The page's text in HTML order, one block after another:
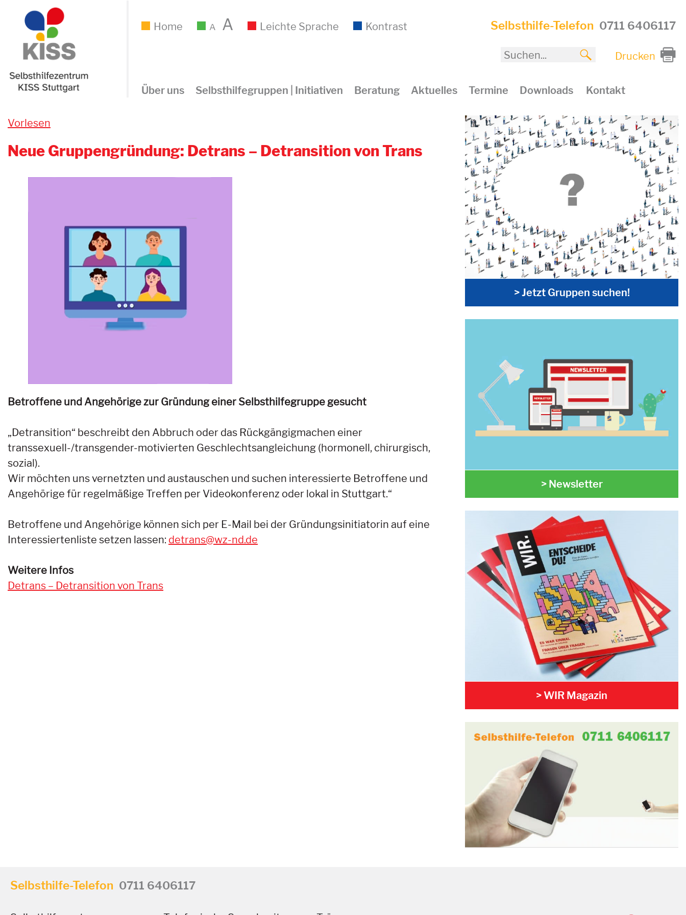
Home A A Leichte Sprache Kontrast Selbsthilfe-Telefon 0711 6406117
Drucken
Über uns Selbsthilfegruppen | Initiativen Beratung Aktuelles Termine Downloads Kontakt
Vorlesen
Neue Gruppengründung: Detrans – Detransition von Trans
Betroffene und Angehörige zur Gründung einer Selbsthilfegruppe gesucht
„Detransition“ beschreibt den Abbruch oder das Rückgängigmachen einer
transsexuell-/transgender-motivierten Geschlechtsangleichung (hormonell, chirurgisch,
sozial).
Wir möchten uns vernetzten und austauschen und suchen interessierte Betroffene und
Angehörige für regelmäßige Treffen per Videokonferenz oder lokal in Stuttgart.“
Betroffene und Angehörige können sich per E-Mail bei der Gründungsinitiatorin auf eine
Interessiertenliste setzen lassen: detrans@wz-nd.de
Weitere Infos
Detrans – Detransition von Trans
> Jetzt Gruppen suchen!
> Newsletter
> WIR Magazin
Selbsthilfe-Telefon 0711 6406117